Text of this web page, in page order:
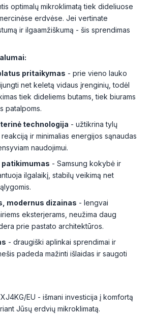
optimalų mikroklimatą tiek dideliuose
erdvėse. Jei vertinate
ir ilgaamžiškumą - šis sprendimas
pritaikymas - prie vieno lauko
net keletą vidaus įrenginių, todėl
tiek dideliems butams, tiek biurams
patalpoms.
technologija - užtikrina tylų
ir minimalias energijos sąnaudas
naudojimui.
- Samsung kokybė ir
ilgalaikį, stabilų veikimą net
modernus dizainas - lengvai
eksterjerams, neužima daug
prie pastato architektūros.
- draugiški aplinkai sprendimai ir
padeda mažinti išlaidas ir saugoti
EU - išmani investicija į komfortą
Jūsų erdvių mikroklimatą.